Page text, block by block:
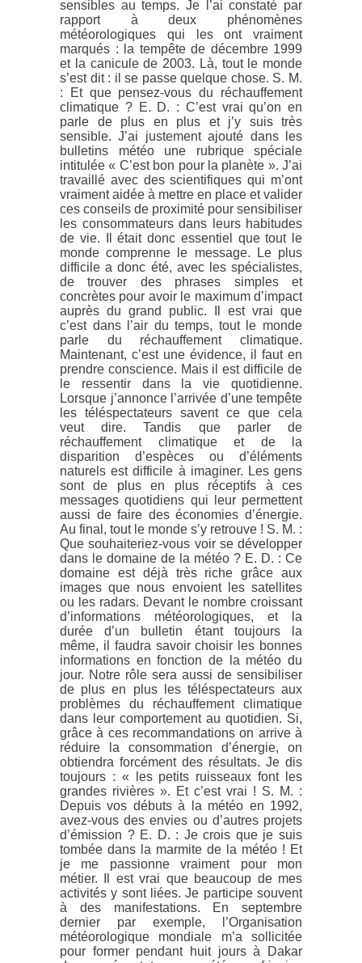
sensibles au temps. Je l’ai constaté par
rapport à deux phénomènes
météorologiques qui les ont vraiment
marqués : la tempête de décembre 1999
et la canicule de 2003. Là, tout le monde
s’est dit : il se passe quelque chose. S. M.
: Et que pensez-vous du réchauffement
climatique ? E. D. : C’est vrai qu’on en
parle de plus en plus et j’y suis très
sensible. J’ai justement ajouté dans les
bulletins météo une rubrique spéciale
intitulée « C’est bon pour la planète ». J’ai
travaillé avec des scientifiques qui m’ont
vraiment aidée à mettre en place et valider
ces conseils de proximité pour sensibiliser
les consommateurs dans leurs habitudes
de vie. Il était donc essentiel que tout le
monde comprenne le message. Le plus
difficile a donc été, avec les spécialistes,
de trouver des phrases simples et
concrètes pour avoir le maximum d’impact
auprès du grand public. Il est vrai que
c’est dans l’air du temps, tout le monde
parle du réchauffement climatique.
Maintenant, c’est une évidence, il faut en
prendre conscience. Mais il est difficile de
le ressentir dans la vie quotidienne.
Lorsque j’annonce l’arrivée d’une tempête
les téléspectateurs savent ce que cela
veut dire. Tandis que parler de
réchauffement climatique et de la
disparition d’espèces ou d’éléments
naturels est difficile à imaginer. Les gens
sont de plus en plus réceptifs à ces
messages quotidiens qui leur permettent
aussi de faire des économies d’énergie.
Au final, tout le monde s’y retrouve ! S. M. :
Que souhaiteriez-vous voir se développer
dans le domaine de la météo ? E. D. : Ce
domaine est déjà très riche grâce aux
images que nous envoient les satellites
ou les radars. Devant le nombre croissant
d’informations météorologiques, et la
durée d’un bulletin étant toujours la
même, il faudra savoir choisir les bonnes
informations en fonction de la météo du
jour. Notre rôle sera aussi de sensibiliser
de plus en plus les téléspectateurs aux
problèmes du réchauffement climatique
dans leur comportement au quotidien. Si,
grâce à ces recommandations on arrive à
réduire la consommation d’énergie, on
obtiendra forcément des résultats. Je dis
toujours : « les petits ruisseaux font les
grandes rivières ». Et c’est vrai ! S. M. :
Depuis vos débuts à la météo en 1992,
avez-vous des envies ou d’autres projets
d’émission ? E. D. : Je crois que je suis
tombée dans la marmite de la météo ! Et
je me passionne vraiment pour mon
métier. Il est vrai que beaucoup de mes
activités y sont liées. Je participe souvent
à des manifestations. En septembre
dernier par exemple, l’Organisation
météorologique mondiale m’a sollicitée
pour former pendant huit jours à Dakar